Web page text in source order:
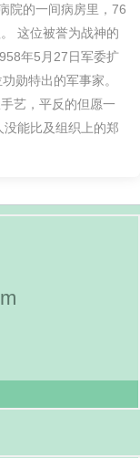
院的一间病房里，76
这位被誉为战神的
年5月27日军委扩
勋特出的军事家。
艺，平反的但愿一
能比及组织上的郑